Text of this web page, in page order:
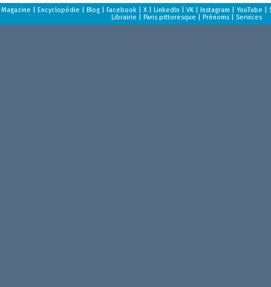
Magazine Encyclopédie Blog| Facebook| X| LinkedIn VK| Instagram YouTube
Librairie
Paris pittoresque Prénoms| Services